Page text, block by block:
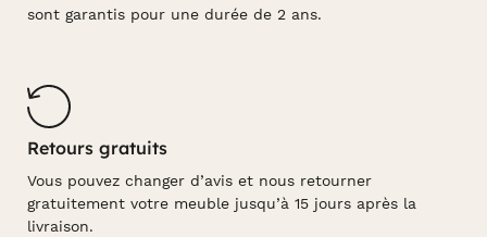
sont garantis pour une durée de 2 ans.
Retours gratuits
Vous pouvez changer d’avis et nous retourner
gratuitement votre meuble jusqu’à 15 jours après la
livraison.